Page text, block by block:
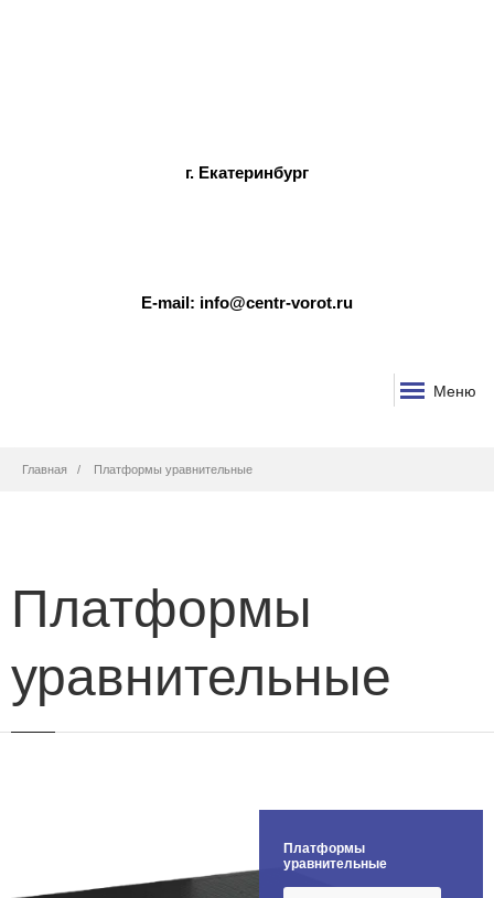
г. Екатеринбург
E-mail: info@centr-vorot.ru
Меню
Строка
Главная Платформы уравнительные
Платформы
уравнительные
Платформы
уравнительные